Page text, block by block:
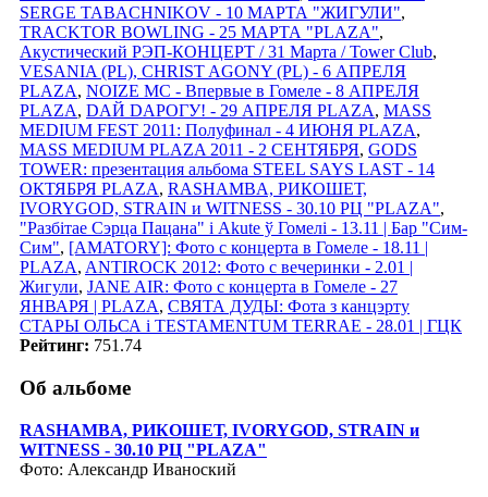
SERGE TABACHNIKOV - 10 МАРТА "ЖИГУЛИ",
TRACKTOR BOWLING - 25 МАРТА "PLAZA",
Акустический РЭП-КОНЦЕРТ / 31 Марта / Tower Club,
VESANIA (PL), CHRIST AGONY (PL) - 6 АПРЕЛЯ
PLAZA, NOIZE MC - Впервые в Гомеле - 8 АПРЕЛЯ
PLAZA, DАЙ DАРОГУ! - 29 АПРЕЛЯ PLAZA, MASS
MEDIUM FEST 2011: Полуфинал - 4 ИЮНЯ PLAZA,
MASS MEDIUM PLAZA 2011 - 2 СЕНТЯБРЯ, GODS
TOWER: презентация альбома STEEL SAYS LAST - 14
ОКТЯБРЯ PLAZA, RASHAMBA, РИКОШЕТ,
IVORYGOD, STRAIN и WITNESS - 30.10 РЦ "PLAZA",
"Разбітае Сэрца Пацана" і Akute ў Гомелi - 13.11 | Бар "Сим-
Сим", [AMATORY]: Фото с концерта в Гомеле - 18.11 |
PLAZA, ANTIROCK 2012: Фото с вечеринки - 2.01 |
Жигули, JANE AIR: Фото с концерта в Гомеле - 27
ЯНВАРЯ | PLAZA, СВЯТА ДУДЫ: Фота з канцэрту
СТАРЫ ОЛЬСА i TESTAMENTUM TERRAE - 28.01 | ГЦК
Рейтинг: 751.74
Об альбоме
RASHAMBA, РИКОШЕТ, IVORYGOD, STRAIN и
WITNESS - 30.10 РЦ "PLAZA"
Фото: Александр Иваноский